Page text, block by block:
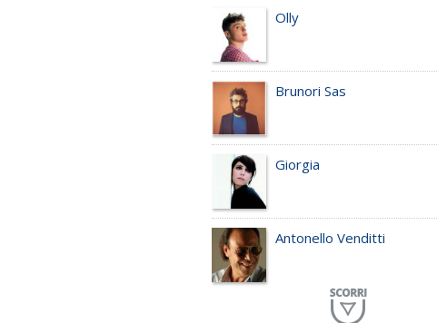
Olly
Brunori Sas
Giorgia
Antonello Venditti
Planet Funk